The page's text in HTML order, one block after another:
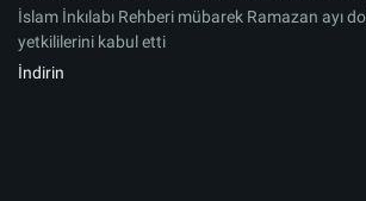
İslam İnkılabı Rehberi mübarek Ramazan ayı
yetkililerini kabul etti
İndirin